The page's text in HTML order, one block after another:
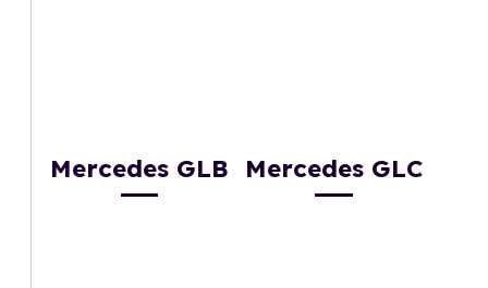
Mercedes GLB Mercedes GLC